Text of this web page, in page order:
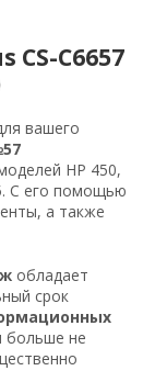
C6657
вашего
HP 450,
С его помощью
а также
обладает
срок
больше не